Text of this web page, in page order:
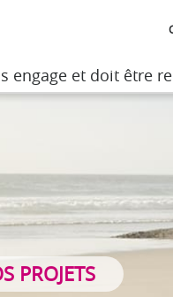
engage et doit être
engage et doit être
PROJETS